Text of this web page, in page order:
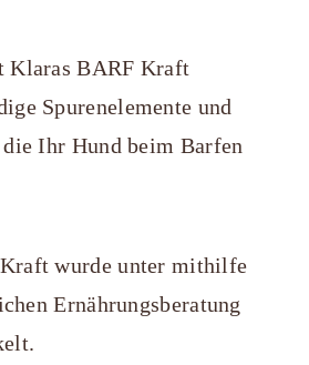
Klaras BARF Kraft
Spurenelemente und
Ihr Hund beim Barfen
wurde unter mithilfe
Ernährungsberatung